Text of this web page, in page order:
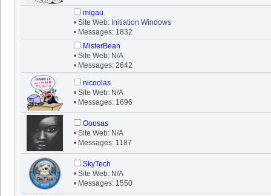
migau
• Site Web: Initiation Windows
• Messages: 1832
MisterBean
• Site Web: N/A
• Messages: 2642
nicoolas
• Site Web: N/A
• Messages: 1696
Ooosas
• Site Web: N/A
• Messages: 1187
SkyTech
• Site Web: N/A
• Messages: 1550